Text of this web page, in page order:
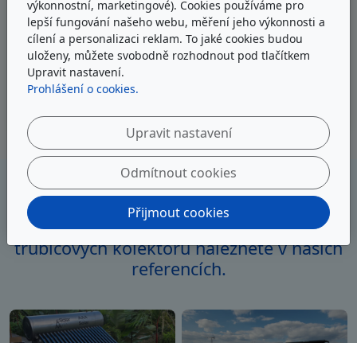
Zvýšení hodnoty vašeho domu
Instalace solárního systému zvýší hodnotu
vašeho domu. Zvýší se jeho atraktivita pro
budoucí kupce.
Malá ukázka našich realizací.
Příklady různých řešení montáží
trubicových kolektorů naleznete v našich
referencích.
výkonnostní, marketingové). Cookies používáme pro
lepší fungování našeho webu, měření jeho výkonnosti a
cílení a personalizaci reklam. To jaké cookies budou
uloženy, můžete svobodně rozhodnout pod tlačítkem
Upravit nastavení.
Prohlášení o cookies.
Upravit nastavení
Odmítnout cookies
Přijmout cookies